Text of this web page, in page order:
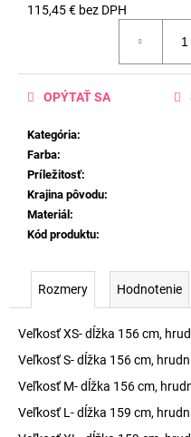
115,45 € bez DPH
Kategória:
Farba:
Príležitosť:
Krajina pôvodu:
Materiál :
Kód produktu:
OPÝTAŤ SA
Rozmery Hodnotenie
Veľkosť XS- dĺžka 156 cm,
Veľkosť S- dĺžka 156 cm,
Veľkosť M- dĺžka 156 cm,
Veľkosť L- dĺžka 159 cm,